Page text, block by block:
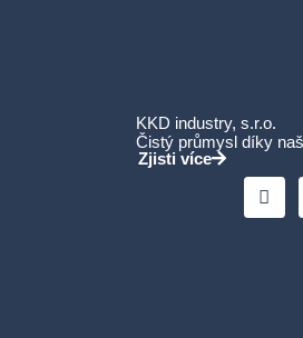
KKD industry, s.r.o.
Čistý průmysl díky
Zjisti více